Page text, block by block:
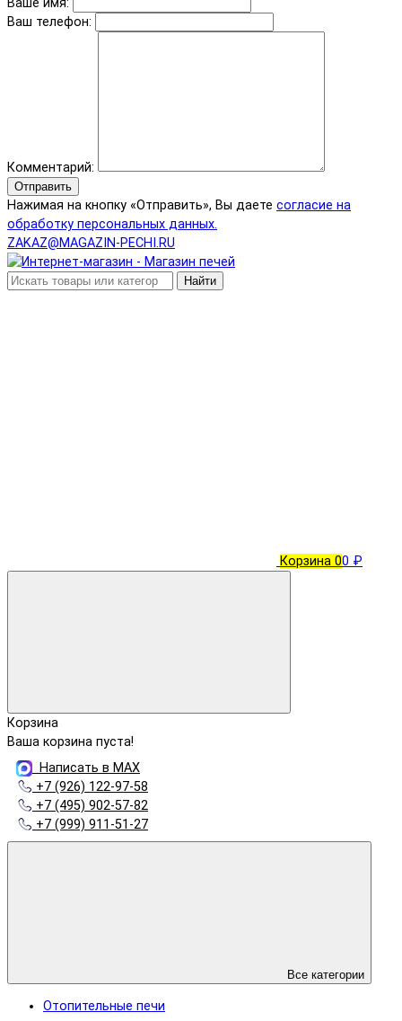
Ваше имя:
Ваш телефон:
Комментарий:
Отправить
Нажимая на кнопку «Отправить», Вы даете согласие на
обработку персональных данных.
ZAKAZ@MAGAZIN-PECHI.RU
Найти
Корзина 00 ₽
Корзина
Ваша корзина пуста!
Написать в MAX
+7 (926) 122-97-58
+7 (495) 902-57-82
+7 (999) 911-51-27
Все категории
Отопительные печи